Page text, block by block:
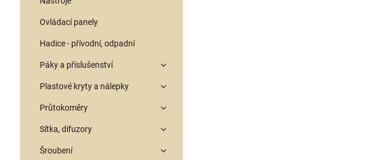
Ovládací panely
Hadice - přívodní, odpadní
Páky a příslušenství
Plastové kryty a nálepky
Průtokoměry
Sítka, difuzory
Šroubení